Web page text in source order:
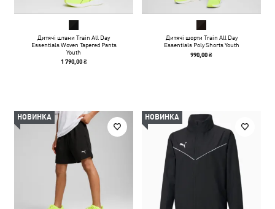
Дитячі штани Train All Day
Essentials Woven Tapered Pants
Youth
1 790,00 ₴
Дитячі шорти Train All Day
Essentials Poly Shorts Youth
990,00 ₴
НОВИНКА НОВИНКА